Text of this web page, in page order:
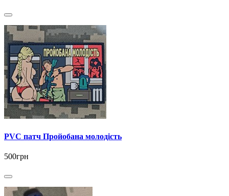
PVC патч Пройобана молодість
500грн